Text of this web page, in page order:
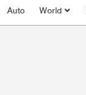
Auto World